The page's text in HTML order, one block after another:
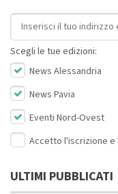
Indirizzo email
Scegli le tue edizioni:
News Alessandria
News Pavia
Eventi Nord-Ovest
Accetto l'iscrizione e
ULTIMI PUBBLICATI